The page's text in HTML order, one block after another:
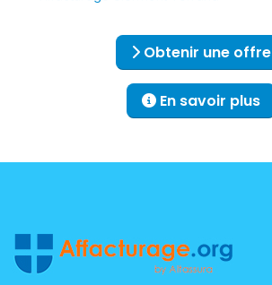
Obtenir une offre
En savoir plus